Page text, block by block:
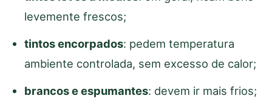
levemente frescos;
tintos encorpados: pedem temperatura
ambiente controlada, sem excesso de calor;
brancos e espumantes: devem ir mais frios;